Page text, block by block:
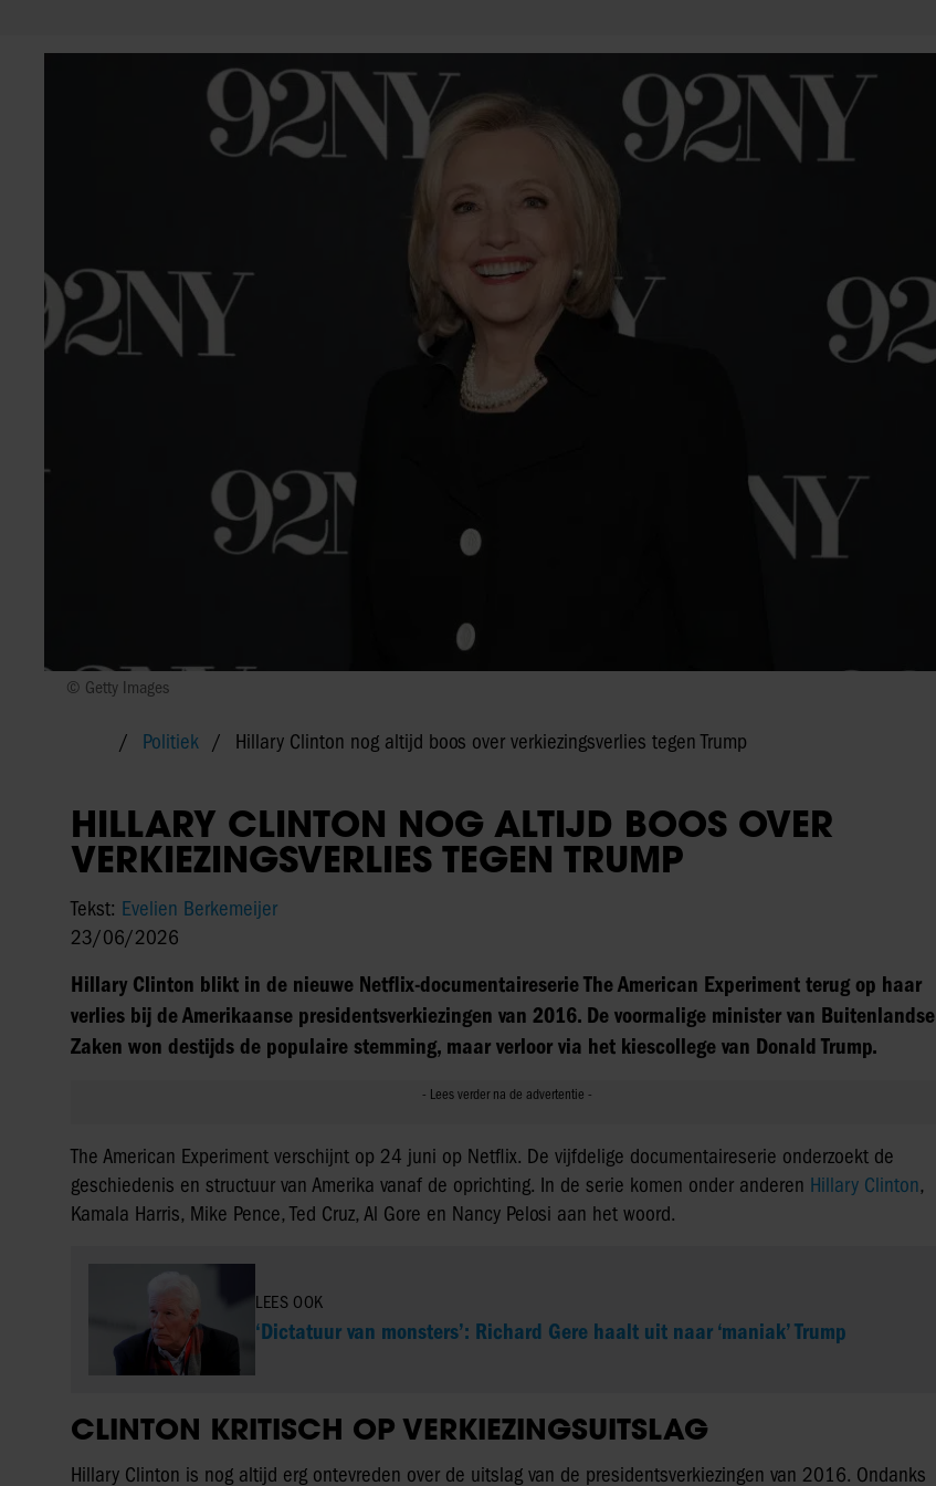
© Getty Images
Politiek Hillary Clinton nog altijd boos over verkiezingsverlies tegen Trump
HILLARY CLINTON NOG ALTIJD BOOS OVER
VERKIEZINGSVERLIES TEGEN TRUMP
Tekst: Evelien Berkemeijer
23/06/2026
Hillary Clinton blikt in de nieuwe Netflix-documentaireserie The American Experiment terug op haar
verlies bij de Amerikaanse presidentsverkiezingen van 2016. De voormalige minister van Buitenlandse
Zaken won destijds de populaire stemming, maar verloor via het kiescollege van Donald Trump.
The American Experiment verschijnt op 24 juni op Netflix. De vijfdelige documentaireserie onderzoekt de
geschiedenis en structuur van Amerika vanaf de oprichting. In de serie komen onder anderen Hillary Clinton,
Kamala Harris, Mike Pence, Ted Cruz, Al Gore en Nancy Pelosi aan het woord.
LEES OOK
‘Dictatuur van monsters’: Richard Gere haalt uit naar ‘maniak’ Trump
CLINTON KRITISCH OP VERKIEZINGSUITSLAG
Hillary Clinton is nog altijd erg ontevreden over de uitslag van de presidentsverkiezingen van 2016. Ondanks